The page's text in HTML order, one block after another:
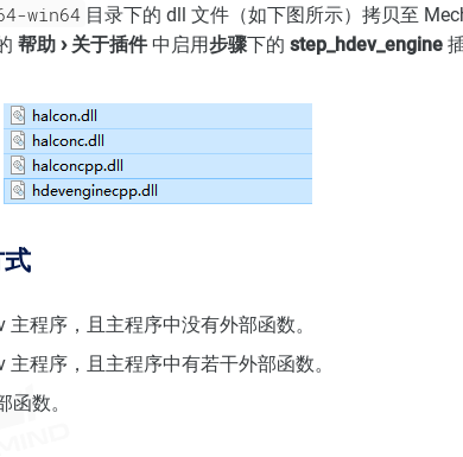
win64 目录下的 dll 文件（如下图所示）拷贝至
帮助 关于插件中启用步骤下的 step_hdev_engine
程序，且主程序中没有外部函数。
程序，且主程序中有若干外部函数。
数。